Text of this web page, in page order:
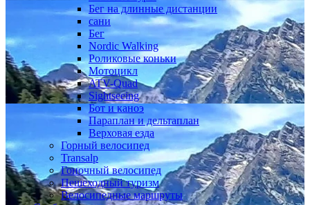
Бег на длинные дистанции
сани
Бег
Nordic Walking
Роликовые коньки
Мотоцикл
ATV-Quad
Sightseeing
Бот и каноэ
Параплан и дельтаплан
Верховая езда
Горный велосипед
Transalp
Гоночный велосипед
Пешеходный туризм
Велосипедные маршруты